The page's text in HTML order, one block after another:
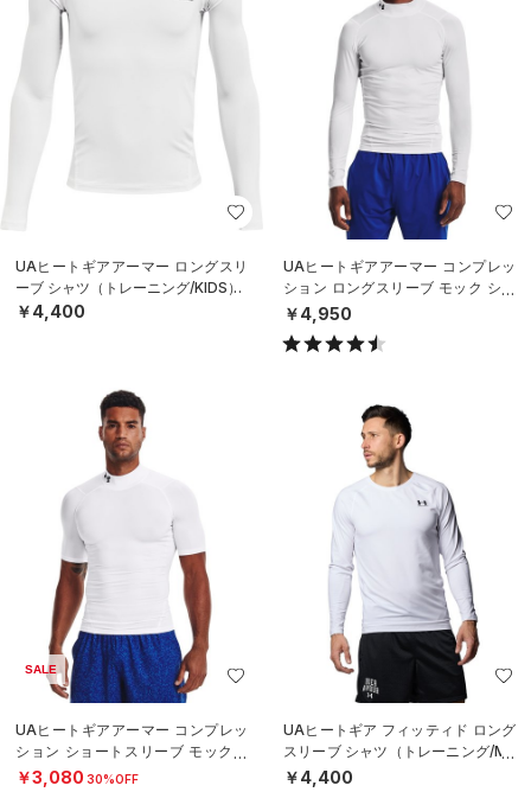
UAヒートギアアーマー ロングスリ
ーブ シャツ（トレーニング/KIDS）
￥4,400
UAヒートギアアーマー コンプレッ
ション ロングスリーブ モック シャ
ツ（トレーニング/MEN）
￥4,950
SALE
UAヒートギアアーマー コンプレッ
ション ショートスリーブ モックネ
ック シャツ（トレーニング/MEN）
￥3,080 30%OFF
UAヒートギア フィッティド ロング
スリーブ シャツ（トレーニング/ME
N）
￥4,400